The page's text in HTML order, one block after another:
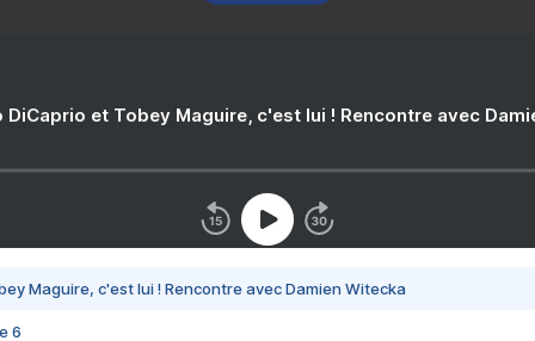
DiCaprio et Tobey Maguire, c'est lui ! Rencontre avec
Maguire, c'est lui ! Rencontre avec Damien Witecka
6